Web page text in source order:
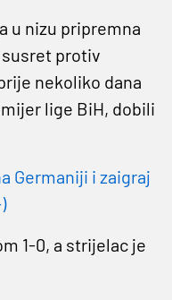
u nizu pripremna
protiv
nekoliko dana
lige BiH, dobili
Germaniji i zaigraj
1-0, a strijelac je